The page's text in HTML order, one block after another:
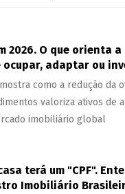
2026. O que orienta a
ocupar, adaptar ou
como a redução da
valoriza ativos de
imobiliário global
terá um "CPF".
Imobiliário